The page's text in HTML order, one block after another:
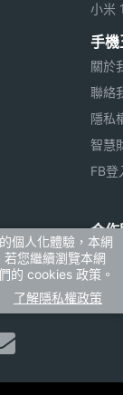
小米
手機
關於
聯絡
隱私
智慧
FB登
合作
法律
媒體
個人化體驗，本網
您繼續瀏覽本網
的 cookies 政策。
了解隱私權政策